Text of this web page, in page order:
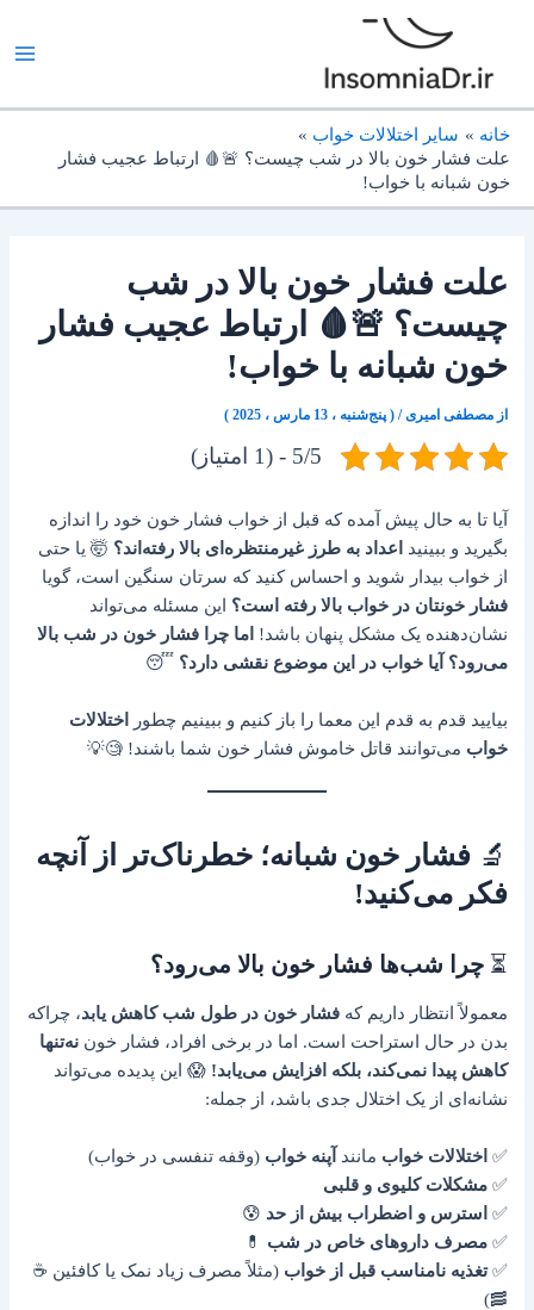
خانه
سایر اختلالات خواب
علت فشار خون بالا در شب چیست؟ 🚨🩸 ارتباط عجیب فشار
خون شبانه با خواب!
علت فشار خون بالا در شب
چیست؟ 🚨🩸 ارتباط عجیب فشار
خون شبانه با خواب!
از مصطفی امیری/( پنج‌شنبه ، 13 مارس ، 2025 )
5/5 - (1 امتیاز)
آیا تا به حال پیش آمده که قبل از خواب فشار خون خود را اندازه
بگیرید و ببینید
اعداد به طرز غیرمنتظره‌ای بالا رفته‌اند؟ 🤯 یا حتی
از خواب بیدار شوید و احساس کنید که سرتان سنگین است، گویا
فشار خونتان در خواب بالا رفته است؟ این مسئله می‌تواند
نشان‌دهنده یک مشکل پنهان باشد! اما چرا فشار خون در شب بالا
می‌رود؟ آیا خواب در این موضوع نقشی دارد؟ 😴
بیایید قدم به قدم این معما را باز کنیم و ببینیم چطور
اختلالات
خواب می‌توانند قاتل خاموش فشار خون شما باشند! 🧐💡
🔬فشار خون شبانه؛ خطرناک‌تر از آنچه
فکر می‌کنید!
⏳چرا شب‌ها فشار خون بالا می‌رود؟
معمولاً انتظار داریم کهفشار خون در طول شب کاهش یابد، چراکه
بدن در حال استراحت است. اما در برخی افراد، فشار خوننه‌تنها
کاهش پیدا نمی‌کند، بلکه افزایش می‌یابد! 😱 این پدیده می‌تواند
نشانه‌ای از یک اختلال جدی باشد، از جمله:
✅ اختلالات خواب مانند آپنه خواب (وقفه تنفسی در خواب)
✅مشکلات کلیوی و قلبی
✅ استرس و اضطراب بیش از حد 😰
✅مصرف داروهای خاص در شب 💊
✅تغذیه نامناسب قبل از خواب (مثلاً مصرف زیاد نمک یا کافئین ☕
🥓)